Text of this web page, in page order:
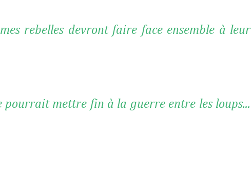
rebelles devront faire face ensemble à leur
mettre fin à la guerre entre les loups...